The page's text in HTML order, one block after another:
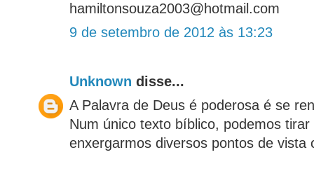
hamiltonsouza2003@hotmail.com
9 de setembro de 2012 às 13:23
Unknown disse...
A Palavra de Deus é poderosa é se
Num único texto bíblico, podemos
enxergarmos diversos pontos de vista